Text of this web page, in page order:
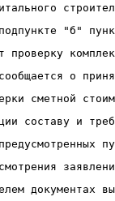
"б"
проверку
о
сметной
составу и
документах